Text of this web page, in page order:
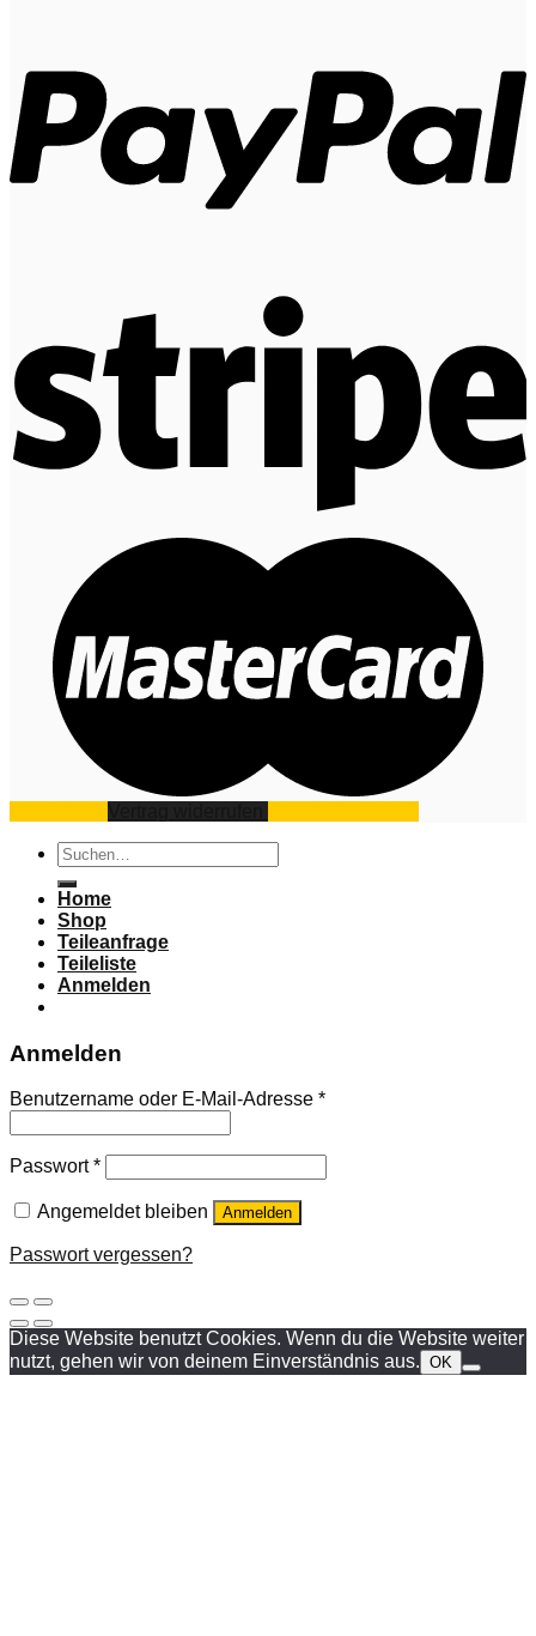
Suchen
nach:
Home
Shop
Teileanfrage
Teileliste
Anmelden
Anmelden
Benutzername oder E-Mail-Adresse *
Passwort*
Angemeldet bleiben Anmelden
Passwort vergessen?
Diese Website benutzt Cookies. Wenn du die Website weiter
nutzt, gehen wir von deinem Einverständnis aus. OK